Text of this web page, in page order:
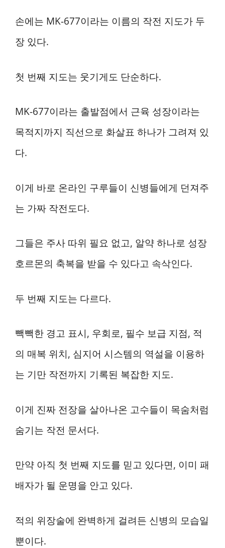
손에는 MK-677이라는 이름의 작전 지도가 두
장 있다.
첫 번째 지도는 웃기게도 단순하다.
MK-677이라는 출발점에서 근육 성장이라는
목적지까지 직선으로 화살표 하나가 그려져 있
다.
이게 바로 온라인 구루들이 신병들에게 던져주
는 가짜 작전도다.
그들은 주사 따위 필요 없고, 알약 하나로 성장
호르몬의 축복을 받을 수 있다고 속삭인다.
두 번째 지도는 다르다.
빽빽한 경고 표시, 우회로, 필수 보급 지점, 적
의 매복 위치, 심지어 시스템의 역설을 이용하
는 기만 작전까지 기록된 복잡한 지도.
이게 진짜 전장을 살아나온 고수들이 목숨처럼
숨기는 작전 문서다.
만약 아직 첫 번째 지도를 믿고 있다면, 이미 패
배자가 될 운명을 안고 있다.
적의 위장술에 완벽하게 걸려든 신병의 모습일
뿐이다.